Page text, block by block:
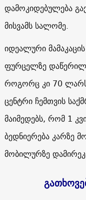
დამოკიდებულება
მისვამს სალომე.
იდეალური
ფურცელზე დაწერილ
როგორც კი 70 ლარს
ცენტრი ჩემთვის
მაიმედებს, რომ 1
ბედნიერება კარზე
მობილურზე